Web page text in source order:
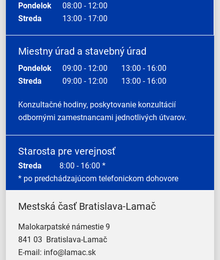
Pondelok
08:00 - 12:00
Streda
13:00 - 17:00
Miestny úrad a stavebný úrad
Pondelok 09:00 - 12:00
13:00 - 16:00
Streda
09:00 - 12:00 13:00 - 16:00
Konzultačné hodiny, poskytovanie konzultácií
odbornými zamestnancami jednotlivých útvarov.
Starosta pre verejnosť
Streda 8:00 - 16:00 *
* po predchádzajúcom telefonickom dohovore
Mestská časť Bratislava-Lamač
Malokarpatské námestie 9
841 03 Bratislava-Lamač
E-mail: info@lamac.sk